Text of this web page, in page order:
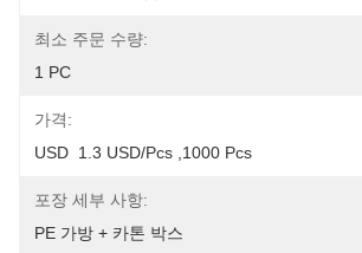
최소 주문 수량:
1 PC
가격:
USD  1.3 USD/pcs ,1000 Pcs
포장 세부 사항:
PE 가방 + 카톤 박스